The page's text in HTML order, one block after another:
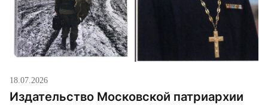
18.07.2026
Издательство Московской патриархии